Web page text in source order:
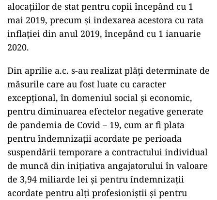
alocațiilor de stat pentru copii începând cu 1
mai 2019, precum și indexarea acestora cu rata
inflației din anul 2019, începând cu 1 ianuarie
2020.
Din aprilie a.c. s-au realizat plăți determinate de
măsurile care au fost luate cu caracter
excepțional, în domeniul social și economic,
pentru diminuarea efectelor negative generate
de pandemia de Covid – 19, cum ar fi plata
pentru îndemnizații acordate pe perioada
suspendării temporare a contractului individual
de muncă din inițiativa angajatorului în valoare
de 3,94 miliarde lei și pentru îndemnizații
acordate pentru alți profesioniștii și pentru